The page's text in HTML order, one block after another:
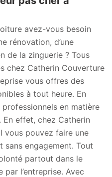
avez-vous besoin
rénovation, d’une
de la zinguerie ? Tous
chez Catherin Couverture
vous offres des
à tout heure. En
en matière
En effet, chez Catherin
vous pouvez faire une
engagement. Tout
partout dans le
l’entreprise. Avec